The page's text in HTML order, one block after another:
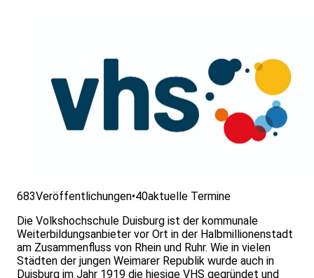
683Veröffentlichungen•40aktuelle Termine
Die Volkshochschule Duisburg ist der kommunale
Weiterbildungsanbieter vor Ort in der Halbmillionenstadt
am Zusammenfluss von Rhein und Ruhr. Wie in vielen
Städten der jungen Weimarer Republik wurde auch in
Duisburg im Jahr 1919 die hiesige VHS gegründet und